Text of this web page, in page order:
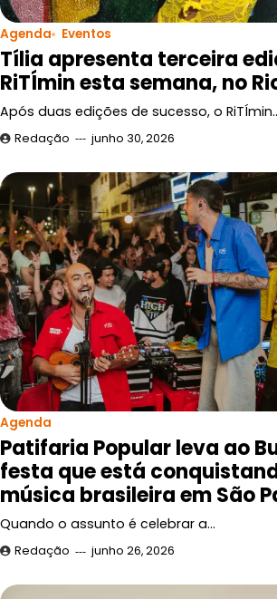
Agenda Eventos
Tília apresenta terceira
RiTÍmin esta semana, no
Após duas edições de sucesso, o
Redação junho 30, 2026
Agenda
Patifaria Popular leva ao
festa que está
música brasileira em São
Quando o assunto é celebrar a…
Redação junho 26, 2026